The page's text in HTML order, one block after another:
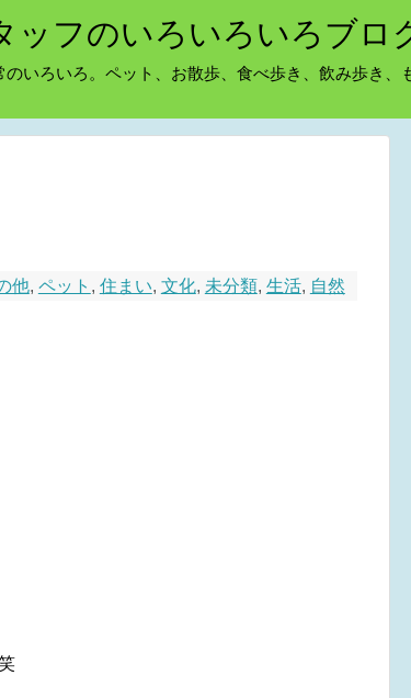
ッフのいろいろいろブロ
いろいろ。ペット、お散歩、食べ歩き、飲み歩き、
他, ペット , 住まい, 文化, 未分類, 生活, 自然